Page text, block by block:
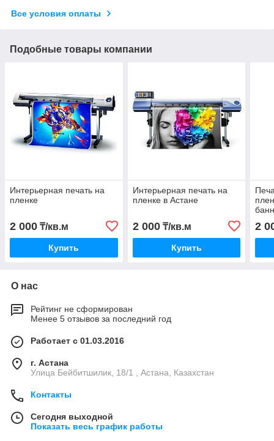
Все условия оплаты
Подобные товары компании
Интерьерная печать на
пленке
2 000 ₸/кв.м
Купить
Интерьерная печать на
пленке в Астане
2 000₸/кв.м
Купить
2
О нас
Рейтинг не сформирован
Менее 5 отзывов за последний год
Работает с 01.03.2016
г. Астана
Улица Бейбитшилик, 18/1 , Астана, Казахстан
Контакты
Сегодня выходной
Показать весь график работы